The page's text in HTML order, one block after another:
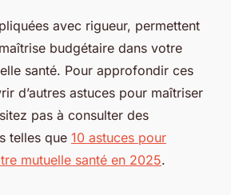
avec rigueur, permettent
budgétaire dans votre
santé. Pour approfondir ces
d’autres astuces pour maîtriser
pas à consulter des
telles que 10 astuces pour
mutuelle santé en 2025.